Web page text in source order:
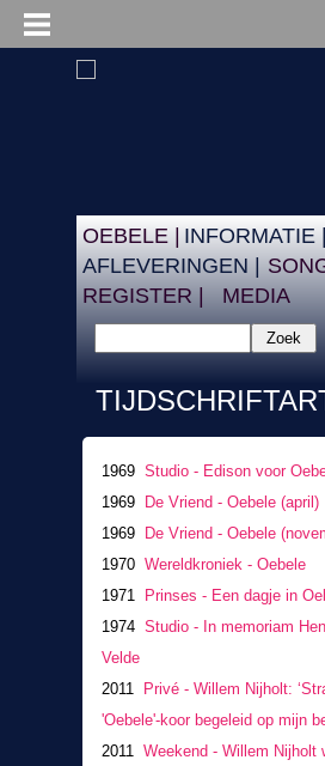
1969 Studio - Edison voor
1969
De Vriend - Oebele (april)
1969
De Vriend - Oebele
1970 Wereldkroniek - Oebele
1971
Prinses - Een dagje in
1974 Studio - In memoriam
Velde
2011
Privé - Willem Nijholt:
'Oebele'-koor begeleid op mijn
2011 Weekend - Willem Nijholt
Zoek
REGISTER |
MEDIA
INFORMATIE |
AFLEVERINGEN |
OEBELE |